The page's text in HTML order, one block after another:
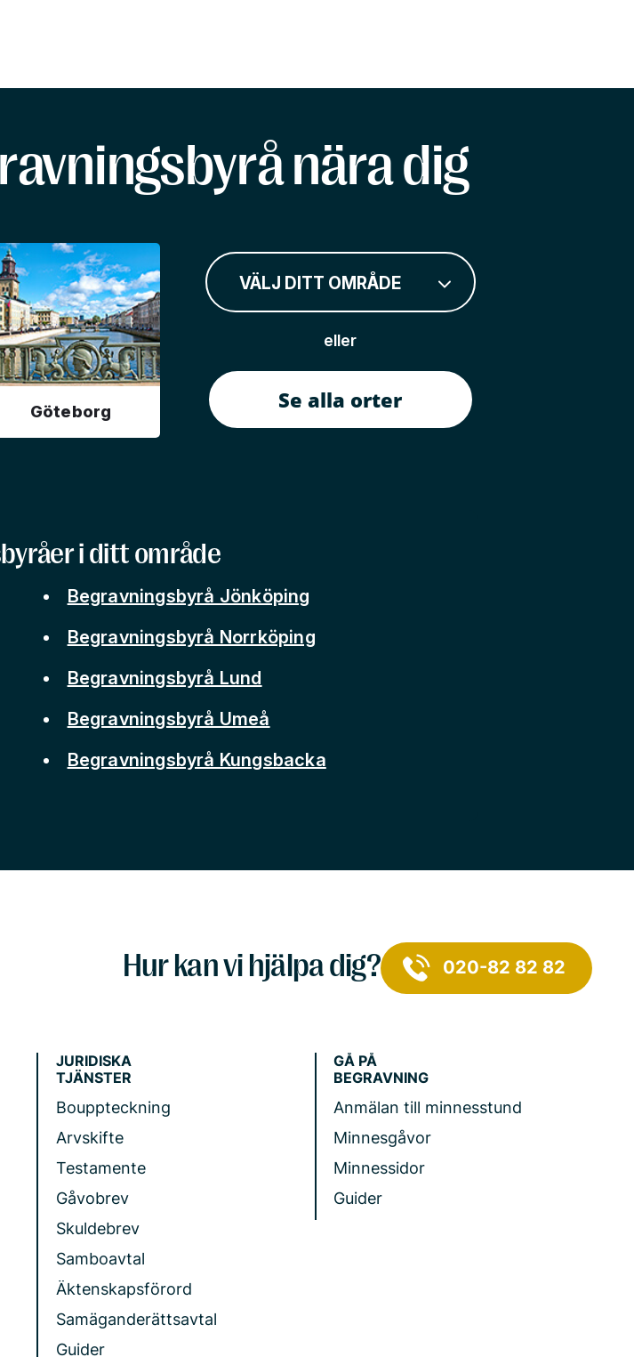
nära dig
Göteborg
VÄLJ DITT OMRÅDE
eller
Se alla orter
i ditt område
Begravningsbyrå Jönköping
Begravningsbyrå Norrköping
Begravningsbyrå Lund
Begravningsbyrå Umeå
Begravningsbyrå Kungsbacka
Hur kan vi hjälpa dig? 020-82 82 82
JURIDISKA
TJÄNSTER
Bouppteckning
Arvskifte
Testamente
Gåvobrev
Skuldebrev
Samboavtal
Äktenskapsförord
Samäganderättsavtal
Guider
GÅ PÅ
BEGRAVNING
Anmälan till minnesstund
Minnesgåvor
Minnessidor
Guider